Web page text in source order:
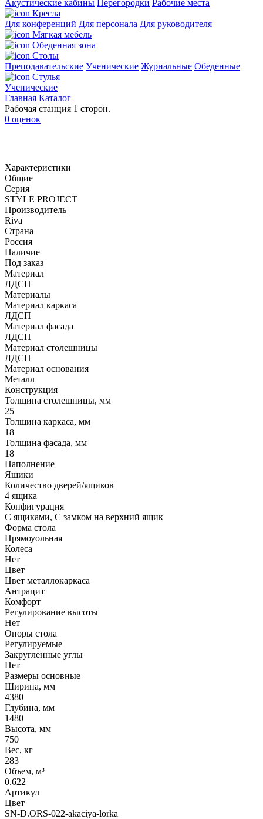
Акустические кабины Перегородки Рабочие места
Кресла
Для конференций Для персонала Для руководителя
Мягкая мебель
Обеденная зона
Столы
Преподавательские Ученические Журнальные Обеденные
Стулья
Ученические
Главная Каталог
Рабочая станция 1 сторон.
0 оценок
Характеристики
Общие
Серия
STYLE PROJECT
Производитель
Riva
Страна
Россия
Наличие
Под заказ
Материал
ЛДСП
Материалы
Материал каркаса
ЛДСП
Материал фасада
ЛДСП
Материал столешницы
ЛДСП
Материал основания
Металл
Конструкция
Толщина столешницы, мм
25
Толщина каркаса, мм
18
Толщина фасада, мм
18
Наполнение
Ящики
Количество дверей/ящиков
4 ящика
Конфигурация
С ящиками, С замком на верхний ящик
Форма стола
Прямоуольная
Колеса
Нет
Цвет
Цвет металлокаркаса
Антрацит
Комфорт
Регулирование высоты
Нет
Опоры стола
Регулируемые
Закругленные углы
Нет
Размеры основные
Ширина, мм
4380
Глубина, мм
1480
Высота, мм
750
Вес, кг
283
Объем, м³
0.622
Артикул
Цвет
SN-D.ORS-022-akaciya-lorka